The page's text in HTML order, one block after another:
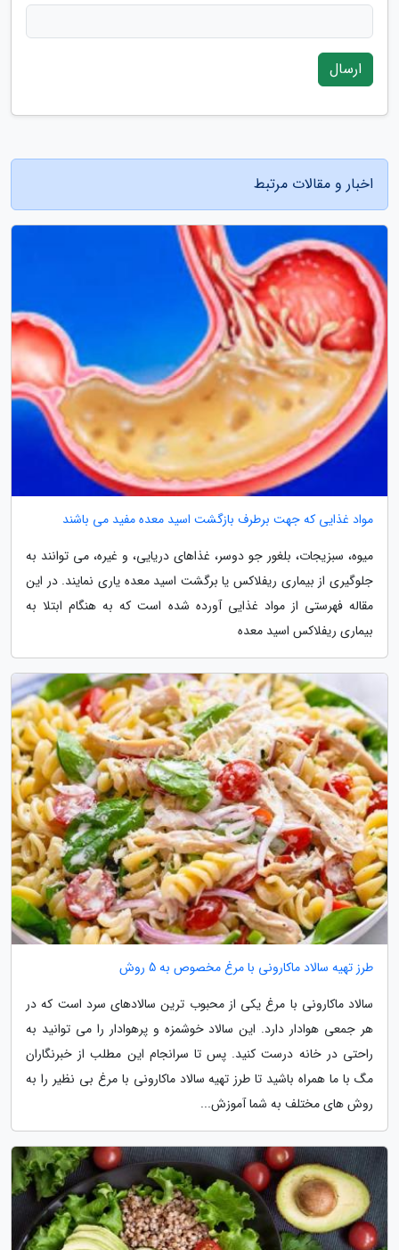
ارسال
اخبار و مقالات مرتبط
مواد غذایی که جهت برطرف بازگشت اسید معده مفید می باشند
میوه، سبزیجات، بلغور جو دوسر، غذاهای دریایی، و غیره، می توانند به
جلوگیری از بیماری ریفلاکس یا برگشت اسید معده یاری نمایند. در این
مقاله فهرستی از مواد غذایی آورده شده است که به هنگام ابتلا به
بیماری ریفلاکس اسید معده
طرز تهیه سالاد ماکارونی با مرغ مخصوص به 5 روش
سالاد ماکارونی با مرغ یکی از محبوب ترین سالادهای سرد است که در
هر جمعی هوادار دارد. این سالاد خوشمزه و پرهوادار را می توانید به
راحتی در خانه درست کنید. پس تا سرانجام این مطلب از خبرنگاران
مگ با ما همراه باشید تا طرز تهیه سالاد ماکارونی با مرغ بی نظیر را به
روش های مختلف به شما آموزش...